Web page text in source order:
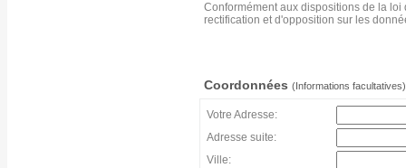
Conformément aux dispositions de la
rectification et d'opposition sur les
Coordonnées (Informations facultatives)
Votre Adresse:
Adresse suite:
Ville: